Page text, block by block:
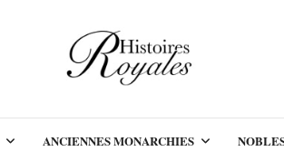
ANCIENNES MONARCHIES